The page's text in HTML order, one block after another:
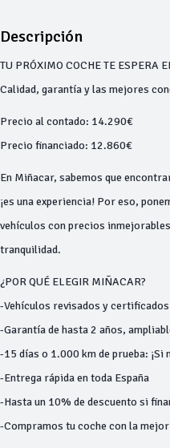
Descripción
TU PRÓXIMO COCHE TE ESPERA
Calidad, garantía y las mejores
Precio al contado: 14.290€
Precio financiado: 12.860€
En Miñacar, sabemos que
¡es una experiencia! Por eso,
vehículos con precios
tranquilidad.
¿POR QUÉ ELEGIR MIÑACAR?
-Vehículos revisados y
-Garantía de hasta 2 años,
-15 días o 1.000 km de prueba: ¡Si
-Entrega rápida en toda España
-Hasta un 10% de descuento si
-Compramos tu coche con la